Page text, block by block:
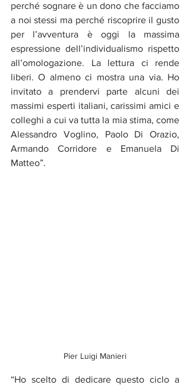
perché sognare è un dono che facciamo
a noi stessi ma perché riscoprire il gusto
per l’avventura è oggi la massima
espressione dell’individualismo rispetto
all’omologazione. La lettura ci rende
liberi. O almeno ci mostra una via. Ho
invitato a prendervi parte alcuni dei
massimi esperti italiani, carissimi amici e
colleghi a cui va tutta la mia stima, come
Alessandro Voglino, Paolo Di Orazio,
Armando Corridore e Emanuela Di
Matteo”.
Pier Luigi Manieri
“Ho scelto di dedicare questo ciclo a